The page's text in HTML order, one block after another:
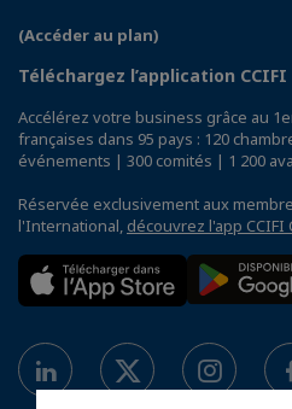
(Accéder au plan)
Téléchargez l’application
Accélérez votre business grâce au
françaises dans 95 pays : 120
événements | 300 comités | 1 200
Réservée exclusivement aux
l'International, découvrez l'app CCIFI